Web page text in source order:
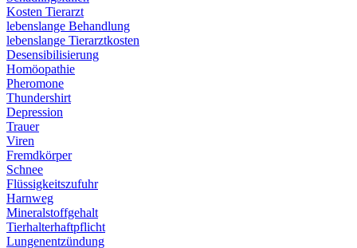
Kosten Tierarzt
lebenslange Behandlung
lebenslange Tierarztkosten
Desensibilisierung
Homöopathie
Pheromone
Thundershirt
Depression
Trauer
Viren
Fremdkörper
Schnee
Flüssigkeitszufuhr
Harnweg
Mineralstoffgehalt
Tierhalterhaftpflicht
Lungenentzündung